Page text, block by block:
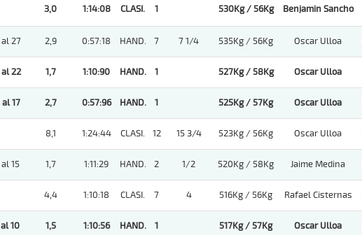
3,0 1:14:08 CLASI. 1 530Kg / 56Kg Benjamin Sancho
27 2,9 0:57:18 HAND. 7 7 1/4 535Kg / 56Kg Oscar Ulloa
22 1,7 1:10:90 HAND. 1 527Kg / 58Kg Oscar Ulloa
17 2,7 0:57:96 HAND. 1 525Kg / 57Kg Oscar Ulloa
8,1 1:24:44 CLASI. 12 15 3/4 523Kg / 56Kg Oscar Ulloa
al 15 1,7 1:11:29 HAND. 2 1/2 520Kg / 58Kg Jaime Medina
4,4 1:10:18 CLASI. 7 4 516Kg / 56Kg Rafael Cisternas
10 1,5 1:10:56 HAND. 1 517Kg / 57Kg Oscar Ulloa